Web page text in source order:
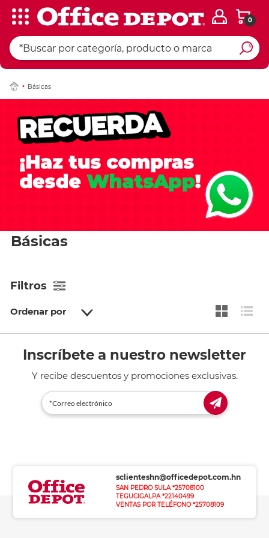
0
Básicas
Básicas
Filtros
Ordenar por
Inscríbete a nuestro newsletter
Y recibe descuentos y promociones exclusivas.
sclienteshn@officedepot.com.hn
SAN PEDRO SULA *25708100
TEGUCIGALPA *22140499
VENTAS POR TELÉFONO *25708109